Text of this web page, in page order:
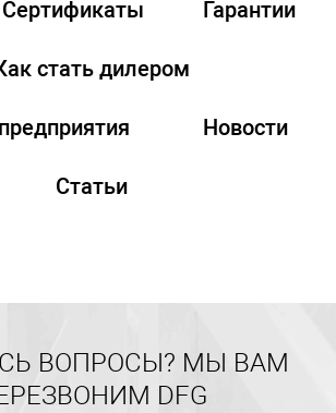
Сертификаты Гарантии
стать дилером
Новости
Статьи
ВОПРОСЫ? МЫ ВАМ
DFG